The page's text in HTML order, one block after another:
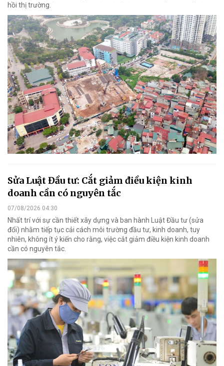
hồi thị trường.
Sửa Luật Đầu tư: Cắt giảm điều kiện kinh
doanh cần có nguyên tắc
07/08/2026 04:30
Nhất trí với sự cần thiết xây dựng và ban hành Luật Đầu tư (sửa
đổi) nhằm tiếp tục cải cách môi trường đầu tư, kinh doanh, tuy
nhiên, không ít ý kiến cho rằng, việc cắt giảm điều kiện kinh doanh
cần có nguyên tắc.